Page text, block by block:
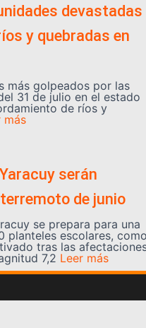
devastadas
y quebradas en
más golpeados por las
31 de julio en el estado
de ríos y
más
serán
de junio
se prepara para una
planteles escolares,
tras las
7,2 Leer más